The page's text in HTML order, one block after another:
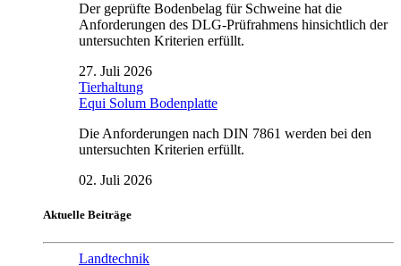
Der geprüfte Bodenbelag für Schweine hat die
Anforderungen des DLG-Prüfrahmens hinsichtlich der
untersuchten Kriterien erfüllt.
27. Juli 2026
Tierhaltung
Equi Solum Bodenplatte
Die Anforderungen nach DIN 7861 werden bei den
untersuchten Kriterien erfüllt.
02. Juli 2026
Aktuelle Beiträge
Landtechnik